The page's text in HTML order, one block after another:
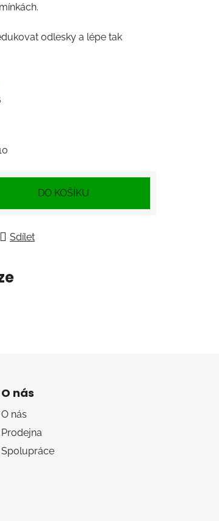
odlesky a lépe tak
DO KOŠÍKU
Sdílet
O nás
O nás
Prodejna
Spolupráce